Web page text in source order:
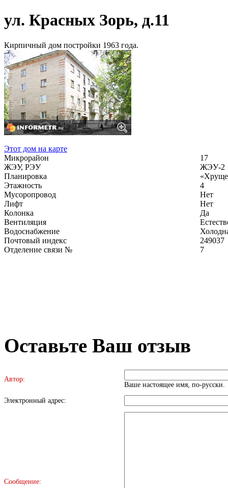
ул. Красных Зорь, д.11
Кирпичный дом постройки 1963 года.
Этот дом на карте
Микрорайон
17
ЖЭУ, РЭУ
ЖЭУ-2
Планировка
Этажность
4
Мусоропровод
Нет
Лифт
Нет
Колонка
Да
Вентиляция
Водоснабжение
Почтовый индекс
249037
Отделение связи №
7
Оставьте Ваш отзыв
Автор:
Ваше настоящее имя, по-русски.
Электронный адрес:
Сообщение: